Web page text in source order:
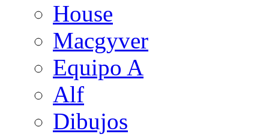
House
Macgyver
Equipo A
Alf
Dibujos